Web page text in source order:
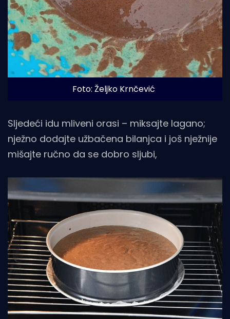
Foto: Željko Krnčević
Sljedeći idu mliveni orasi – miksajte lagano;
nježno dodajte užbačena bilanjca i još nježnije
mišajte ručno da se dobro sljubi,